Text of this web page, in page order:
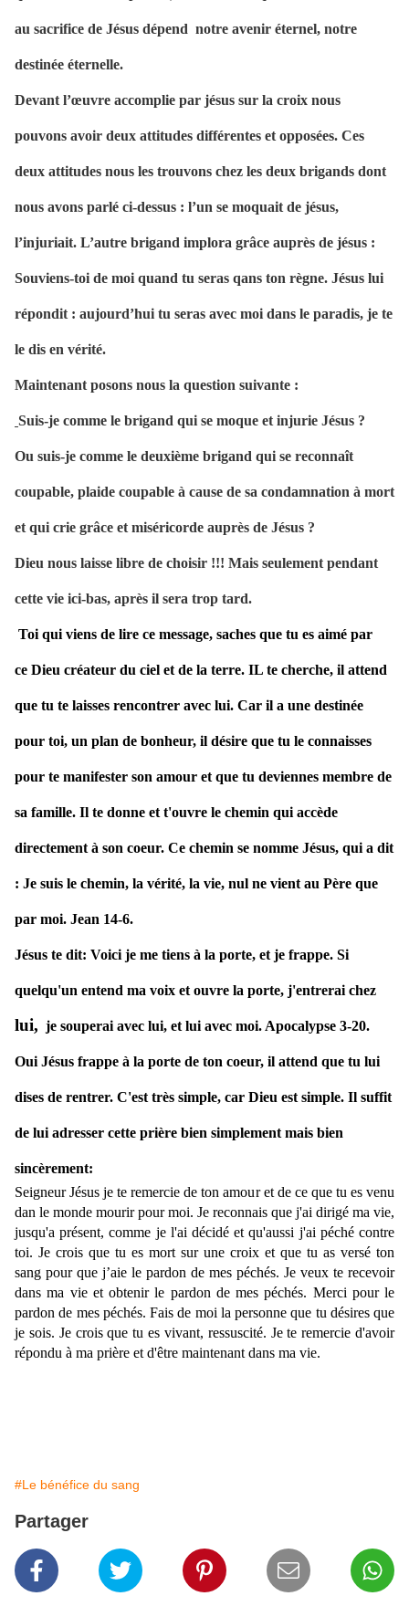
au sacrifice de Jésus dépend notre avenir éternel, notre
destinée éternelle.
Devant l’œuvre accomplie par jésus sur la croix nous
pouvons avoir deux attitudes différentes et opposées. Ces
deux attitudes nous les trouvons chez les deux brigands dont
nous avons parlé ci-dessus : l’un se moquait de jésus,
l’injuriait. L’autre brigand implora grâce auprès de jésus :
Souviens-toi de moi quand tu seras qans ton règne. Jésus lui
répondit : aujourd’hui tu seras avec moi dans le paradis, je te
le dis en vérité.
Maintenant posons nous la question suivante :
Suis-je comme le brigand qui se moque et injurie Jésus ?
Ou suis-je comme le deuxième brigand qui se reconnaît
coupable, plaide coupable à cause de sa condamnation à mort
et qui crie grâce et miséricorde auprès de Jésus ?
Dieu nous laisse libre de choisir !!! Mais seulement pendant
cette vie ici-bas, après il sera trop tard.
Toi qui viens de lire ce message, saches que tu es aimé par
ce Dieu créateur du ciel et de la terre. IL te cherche, il attend
que tu te laisses rencontrer avec lui. Car il a une destinée
pour toi, un plan de bonheur, il désire que tu le connaisses
pour te manifester son amour et que tu deviennes membre de
sa famille. Il te donne et t'ouvre le chemin qui accède
directement à son coeur. Ce chemin se nomme Jésus, qui a dit
: Je suis le chemin, la vérité, la vie, nul ne vient au Père que
par moi. Jean 14-6.
Jésus te dit: Voici je me tiens à la porte, et je frappe. Si
quelqu'un entend ma voix et ouvre la porte, j'entrerai chez
lui, je souperai avec lui, et lui avec moi. Apocalypse 3-20.
Oui Jésus frappe à la porte de ton coeur, il attend que tu lui
dises de rentrer. C'est très simple, car Dieu est simple. Il suffit
de lui adresser cette prière bien simplement mais bien
sincèrement:
Seigneur Jésus je te remercie de ton amour et de ce que tu es venu
dan le monde mourir pour moi. Je reconnais que j'ai dirigé ma vie,
jusqu'a présent, comme je l'ai décidé et qu'aussi j'ai péché contre
toi. Je crois que tu es mort sur une croix et que tu as versé ton
sang pour que j’aie le pardon de mes péchés. Je veux te recevoir
dans ma vie et obtenir le pardon de mes péchés. Merci pour le
pardon de mes péchés. Fais de moi la personne que tu désires que
je sois. Je crois que tu es vivant, ressuscité. Je te remercie d'avoir
répondu à ma prière et d'être maintenant dans ma vie.
#Le bénéfice du sang
Partager